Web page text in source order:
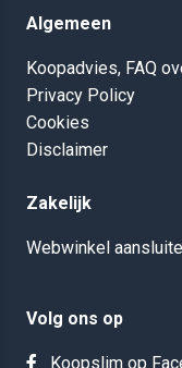
Algemeen
Koopadvies, FAQ
Privacy Policy
Cookies
Disclaimer
Zakelijk
Webwinkel
Volg ons op
Koopslim op